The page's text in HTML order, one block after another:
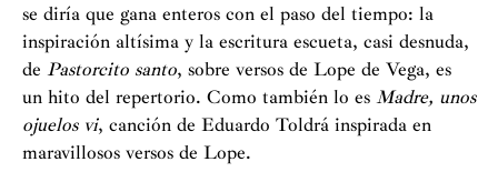
se diría que gana enteros con el paso del tiempo: la
inspiración altísima y la escritura escueta, casi desnuda,
de Pastorcito santo, sobre versos de Lope de Vega, es
un hito del repertorio. Como también lo es Madre, unos
ojuelos vi, canción de Eduardo Toldrá inspirada en
maravillosos versos de Lope.